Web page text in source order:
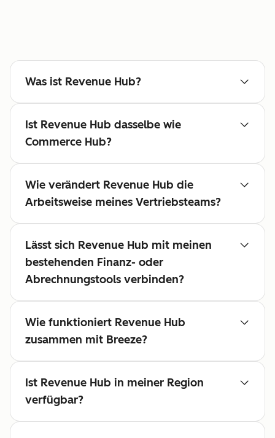
Was ist Revenue Hub?
Ist Revenue Hub dasselbe wie
Commerce Hub?
Wie verändert Revenue Hub die
Arbeitsweise meines Vertriebsteams?
Lässt sich Revenue Hub mit meinen
bestehenden Finanz- oder
Abrechnungstools verbinden?
Wie funktioniert Revenue Hub
zusammen mit Breeze?
Ist Revenue Hub in meiner Region
verfügbar?